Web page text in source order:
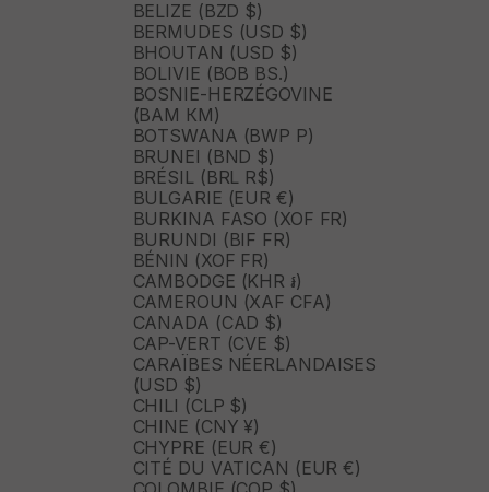
BELIZE (BZD $)
BERMUDES (USD $)
BHOUTAN (USD $)
BOLIVIE (BOB BS.)
BOSNIE-HERZÉGOVINE
(BAM КМ)
BOTSWANA (BWP P)
BRUNEI (BND $)
BRÉSIL (BRL R$)
BULGARIE (EUR €)
BURKINA FASO (XOF FR)
BURUNDI (BIF FR)
BÉNIN (XOF FR)
CAMBODGE (KHR ៛)
CAMEROUN (XAF CFA)
CANADA (CAD $)
CAP-VERT (CVE $)
CARAÏBES NÉERLANDAISES
(USD $)
CHILI (CLP $)
CHINE (CNY ¥)
CHYPRE (EUR €)
CITÉ DU VATICAN (EUR €)